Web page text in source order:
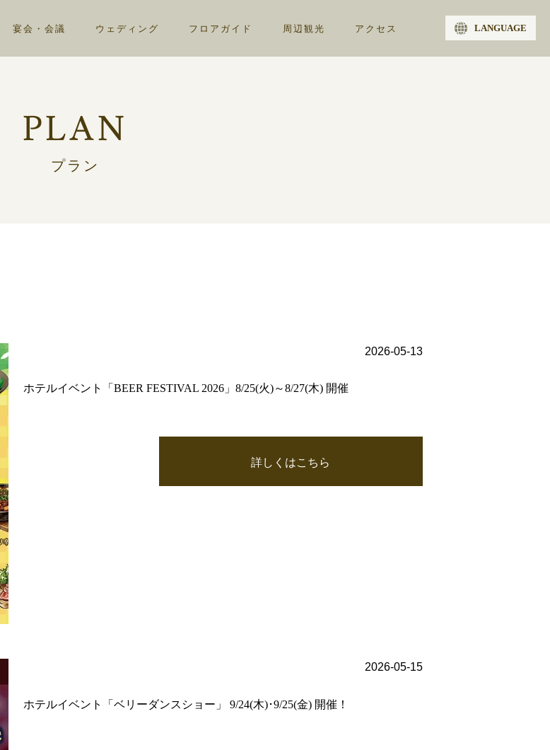
宴会・会議 ウェディング フロアガイド 周辺観光 アクセス LANGUAGE
PLAN
プラン
2026-05-13
ホテルイベント「BEER FESTIVAL 2026」8/25(火)～8/27(木) 開催
詳しくはこちら
2026-05-15
ホテルイベント「ベリーダンスショー」 9/24(木)･9/25(金) 開催！